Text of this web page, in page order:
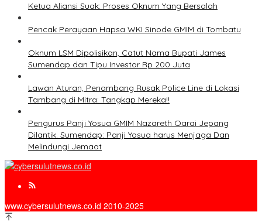
Ketua Aliansi Suak: Proses Oknum Yang Bersalah
Pencak Perayaan Hapsa WKI Sinode GMIM di Tombatu
Oknum LSM Dipolisikan, Catut Nama Bupati James
Sumendap dan Tipu Investor Rp 200 Juta
Lawan Aturan, Penambang Rusak Police Line di Lokasi
Tambang di Mitra: Tangkap Mereka!!
Pengurus Panji Yosua GMIM Nazareth Oarai Jepang
Dilantik. Sumendap: Panji Yosua harus Menjaga Dan
Melindungi Jemaat
www.cybersulutnews.co.id 2010-2025